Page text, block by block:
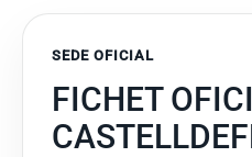
SEDE OFICIAL
FICHET